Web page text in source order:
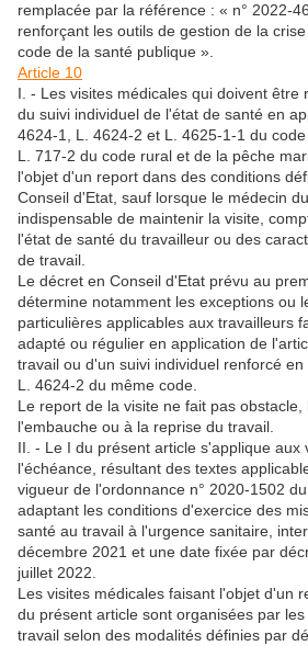
remplacée par la référence : « n° 2022-
renforçant les outils de gestion de la
code de la santé publique ».
Article 10
I. - Les visites médicales qui doivent être
du suivi individuel de l'état de santé en
4624-1, L. 4624-2 et L. 4625-1-1 du
L. 717-2 du code rural et de la pêche
l'objet d'un report dans des conditions
Conseil d'Etat, sauf lorsque le médecin
indispensable de maintenir la visite,
l'état de santé du travailleur ou des
de travail.
Le décret en Conseil d'Etat prévu au
détermine notamment les exceptions ou
particulières applicables aux travailleurs
adapté ou régulier en application de
travail ou d'un suivi individuel renforcé
L. 4624-2 du même code.
Le report de la visite ne fait pas obstacle,
l'embauche ou à la reprise du travail.
II. - Le I du présent article s'applique aux
l'échéance, résultant des textes
vigueur de l'ordonnance n° 2020-1502
adaptant les conditions d'exercice des
santé au travail à l'urgence sanitaire,
décembre 2021 et une date fixée par
juillet 2022.
Les visites médicales faisant l'objet d'un
du présent article sont organisées par
travail selon des modalités définies par